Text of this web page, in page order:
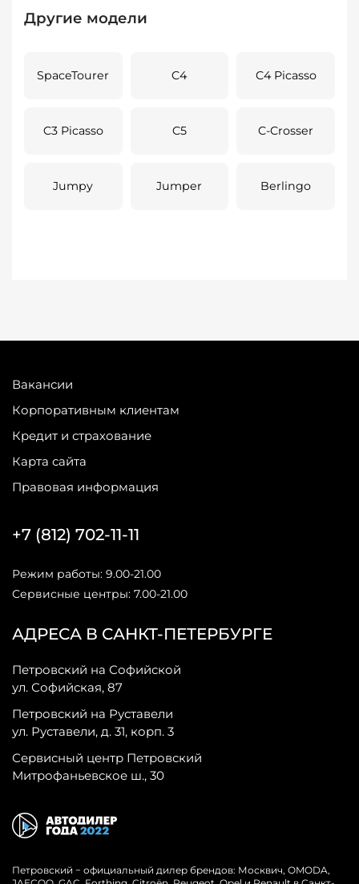
Другие модели
SpaceTourer C4 C4 Picasso
C3 Picasso C5 C-Crosser
Jumpy Jumper Berlingo
Вакансии
Корпоративным клиентам
Кредит и страхование
Карта сайта
Правовая информация
АДРЕСА В САНКТ-ПЕТЕРБУРГЕ
Петровский на Софийской
ул. Софийская, 87
Петровский на Руставели
ул. Руставели, д. 31, корп. 3
Сервисный центр Петровский
Митрофаньевское ш., 30
+7 (812) 702-11-11
Режим работы: 9.00-21.00
Сервисные центры: 7.00-21.00
Петровский − официальный дилер брендов: Москвич, OMODA,